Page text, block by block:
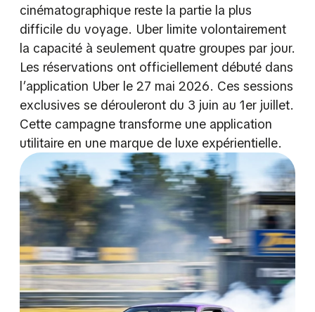
cinématographique reste la partie la plus
difficile du voyage. Uber limite volontairement
la capacité à seulement quatre groupes par jour.
Les réservations ont officiellement débuté dans
l’application Uber le 27 mai 2026. Ces sessions
exclusives se dérouleront du 3 juin au 1er juillet.
Cette campagne transforme une application
utilitaire en une marque de luxe expérientielle.